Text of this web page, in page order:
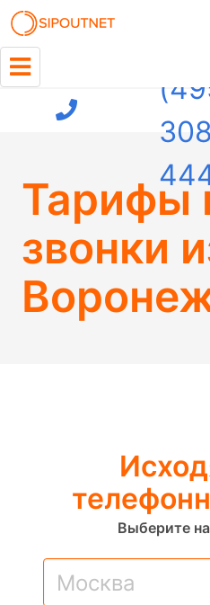
Тарифы
звонки
Выберите